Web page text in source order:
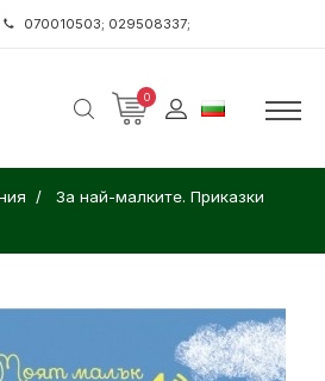
070010503; 029508337;
0
За най-малките. Приказки